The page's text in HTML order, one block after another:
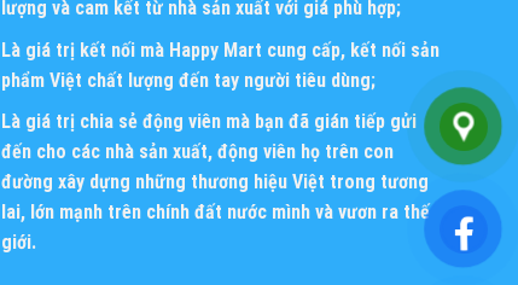
lượng và cam kết từ nhà sản xuất với giá phù hợp;
Là giá trị kết nối mà Happy Mart cung cấp, kết nối sản
phẩm Việt chất lượng đến tay người tiêu dùng;
Là giá trị chia sẻ động viên mà bạn đã gián tiếp gửi
đến cho các nhà sản xuất, động viên họ trên con
đường xây dựng những thương hiệu Việt trong tương
lai, lớn mạnh trên chính đất nước mình và vươn ra thế
giới.